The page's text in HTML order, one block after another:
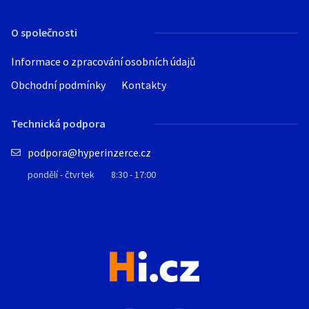
O společnosti
Informace o zpracování osobních údajů
Obchodní podmínky
Kontakty
Technická podpora
podpora@hyperinzerce.cz
pondělí - čtvrtek 8:30 - 17:00